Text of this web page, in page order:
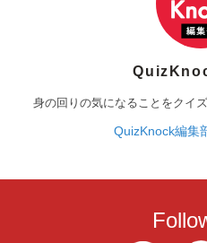
身の回りの気になることをクイ
QuizKnock編集